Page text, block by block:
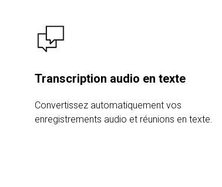
Transcription audio en texte
Convertissez automatiquement vos
enregistrements audio et réunions en texte.